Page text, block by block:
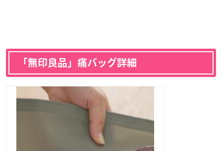
「無印良品」痛バッグ詳細